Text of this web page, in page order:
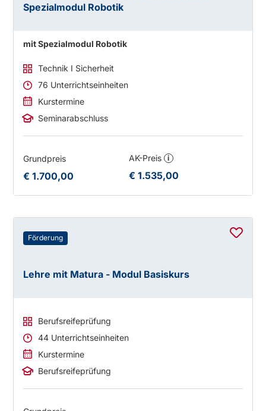
Spezialmodul Robotik
mit Spezialmodul Robotik
Technik I Sicherheit
76 Unterrichtseinheiten
Kurstermine
Seminarabschluss
Grundpreis
€ 1.700,00
AK-Preis i
€ 1.535,00
Förderung
Lehre mit Matura - Modul Basiskurs
Berufsreifeprüfung
44 Unterrichtseinheiten
Kurstermine
Berufsreifeprüfung